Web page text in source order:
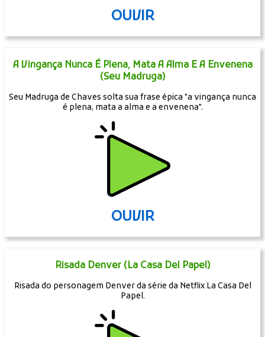
OUVIR
Bater Salva De Palmas Pro Profissional
Bater uma salva de palmas aqui para o profissional.
OUVIR
A Vingança Nunca É Plena, Mata A Alma E A Envenena
Seu Madruga de Chaves solta sua frase épica "a vingança nunca
é plena, mata a alma e a envenena".